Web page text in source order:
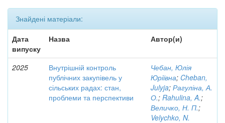
Знайдені матеріали:
Дата
випуску
Назва Автор(и)
2025
Внутрішній контроль
публічних закупівель у
сільських радах: стан,
проблеми та перспективи
Чебан, Юлія
Юріївна; Cheban,
Julyja; Рагуліна, А.
О.; Rahulina, A.;
Величко, Н. П.;
Velychko, N.